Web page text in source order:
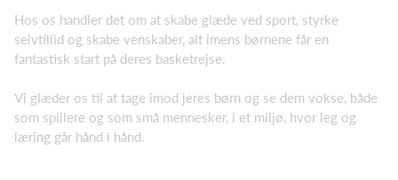
Hos os handler det om at skabe glæde ved sport, styrke
selvtillid og skabe venskaber, alt imens børnene får en
fantastisk start på deres basketrejse.
Vi glæder os til at tage imod jeres børn og se dem vokse, både
som spillere og som små mennesker, i et miljø, hvor leg og
læring går hånd i hånd.